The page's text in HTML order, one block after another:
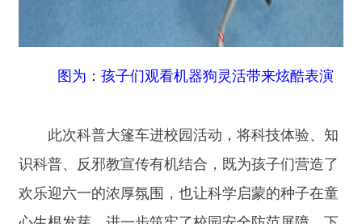
主办：新疆阿合奇县人民政府办公室
政府网站标识码：6530230001
新ICP备16001989号
地 址：阿合奇县南大街 邮 编：843500
法律声明
电话：0908-5623856
关于我们
网站地图